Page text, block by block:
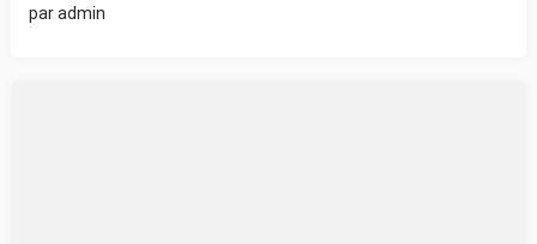
paradmin